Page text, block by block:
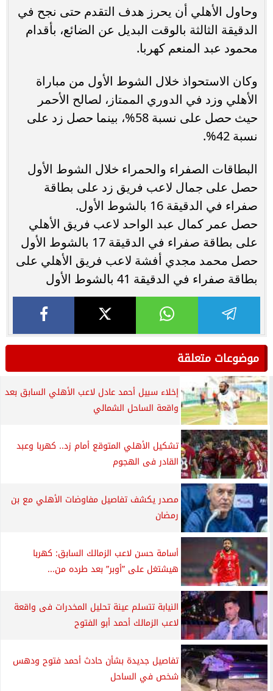
وحاول الأهلي أن يحرز هدف التقدم حتى نجح في
الدقيقة الثالثة بالوقت البديل عن الضائع، بأقدام
محمود عبد المنعم كهربا.
وكان الاستحواذ خلال الشوط الأول من مباراة
الأهلي وزد في الدوري الممتاز، لصالح الأحمر
حيث حصل على نسبة 58%، بينما حصل زد على
نسبة 42%.
البطاقات الصفراء والحمراء خلال الشوط الأول
حصل على جمال لاعب فريق زد على بطاقة
صفراء في الدقيقة 16 بالشوط الأول.
حصل عمر كمال عبد الواحد لاعب فريق الأهلي
على بطاقة صفراء في الدقيقة 17 بالشوط الأول
حصل محمد مجدي أفشة لاعب فريق الأهلي على
بطاقة صفراء في الدقيقة 41 بالشوط الأول
موضوعات متعلقة
إخلاء سبيل أحمد عادل لاعب الأهلي السابق بعد
واقعة الساحل الشمالي
تشكيل الأهلي المتوقع أمام زد.. كهربا وعبد
القادر فى الهجوم
مصدر يكشف تفاصيل مفاوضات الأهلي مع بن
رمضان
أسامة حسن لاعب الزمالك السابق: كهربا
هيشتغل على ”أوبر” بعد طرده من...
النيابة تتسلم عينة تحليل المخدرات فى واقعة
لاعب الزمالك أحمد أبو الفتوح
تفاصيل جديدة بشأن حادث أحمد فتوح ودهس
شخص في الساحل